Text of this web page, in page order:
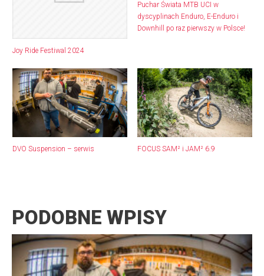
Joy Ride Festiwal 2024
Puchar Świata MTB UCI w
dyscyplinach Enduro, E-Enduro i
Downhill po raz pierwszy w Polsce!
DVO Suspension – serwis FOCUS SAM² i JAM² 6.9
PODOBNE WPISY